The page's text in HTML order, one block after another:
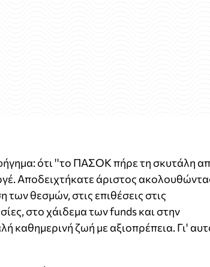
ότι ''το ΠΑΣΟΚ πήρε τη σκυτάλη
Αποδειχτήκατε άριστος
θεσμών, στις επιθέσεις στις
στο χάιδεμα των funds και στην
καθημερινή ζωή με αξιοπρέπεια. Γι'